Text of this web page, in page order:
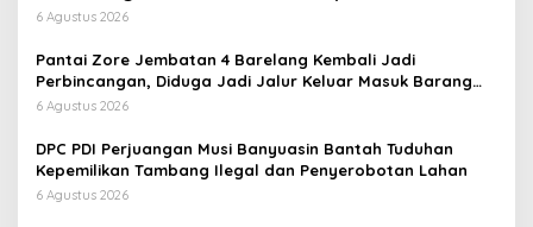
Tidak Benar
6 Agustus 2026
Pantai Zore Jembatan 4 Barelang Kembali Jadi
Perbincangan, Diduga Jadi Jalur Keluar Masuk Barang
Tanpa Dokumen Kepabeanan, Nama Berinisial WL
di Kawasan Pesisir
6 Agustus 2026
DPC PDI Perjuangan Musi Banyuasin Bantah Tuduhan
Kepemilikan Tambang Ilegal dan Penyerobotan Lahan
6 Agustus 2026